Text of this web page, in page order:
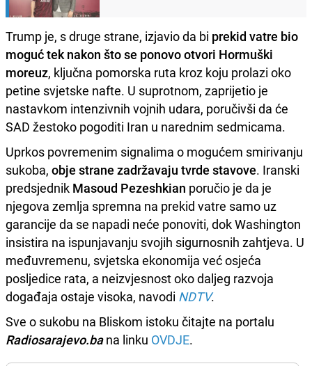
Trump je, s druge strane, izjavio da bi prekid vatre bio
moguć tek nakon što se ponovo otvori Hormuški
moreuz, ključna pomorska ruta kroz koju prolazi oko
petine svjetske nafte. U suprotnom, zaprijetio je
nastavkom intenzivnih vojnih udara, poručivši da će
SAD žestoko pogoditi Iran u narednim sedmicama.
Uprkos povremenim signalima o mogućem smirivanju
sukoba, obje strane zadržavaju tvrde stavove. Iranski
predsjednik Masoud Pezeshkian poručio je da je
njegova zemlja spremna na prekid vatre samo uz
garancije da se napadi neće ponoviti, dok Washington
insistira na ispunjavanju svojih sigurnosnih zahtjeva. U
međuvremenu, svjetska ekonomija već osjeća
posljedice rata, a neizvjesnost oko daljeg razvoja
događaja ostaje visoka, navodi NDTV.
Sve o sukobu na Bliskom istoku čitajte na portalu
Radiosarajevo.bana linku OVDJE.